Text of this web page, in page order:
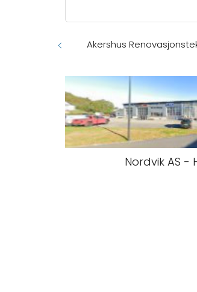
Akershus
Nordvik AS -